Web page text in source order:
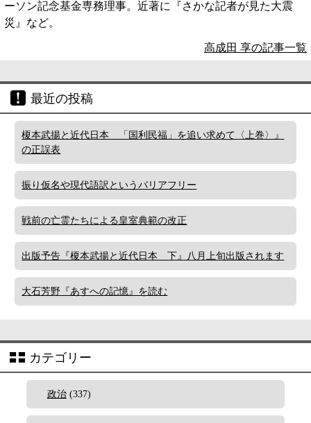
ーソン記念基金専務理事。近著に『さかな記者が見た大震
災』など。
高成田 享の記事一覧
最近の投稿
榎本武揚と近代日本 「国利民福」を追い求めて〈上巻〉』
の正誤表
振り仮名や現代語訳というバリアフリー
戦前の亡霊たちによる皇室典範の改正
出版予告『榎本武揚と近代日本 下』八月上旬出版されます
大石芳野『あすへの記憶』を読む
カテゴリー
政治(337)